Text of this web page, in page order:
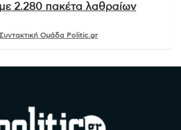
2.280 πακέτα λαθραίων
Συντακτική Ομάδα Politic.gr